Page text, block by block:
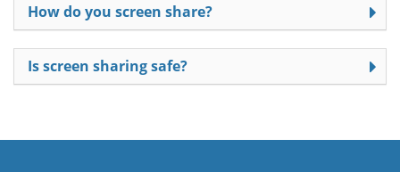
How do you screen share?
Is screen sharing safe?